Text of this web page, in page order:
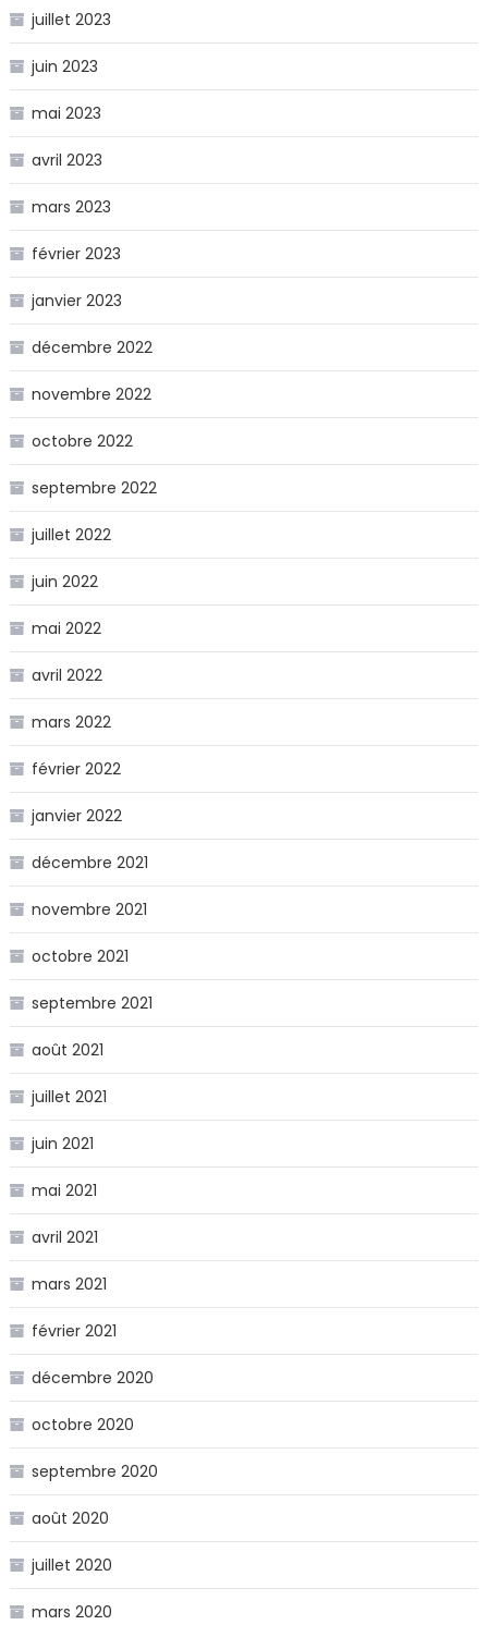
juillet 2023
juin 2023
mai 2023
avril 2023
mars 2023
février 2023
janvier 2023
décembre 2022
novembre 2022
octobre 2022
septembre 2022
juillet 2022
juin 2022
mai 2022
avril 2022
mars 2022
février 2022
janvier 2022
décembre 2021
novembre 2021
octobre 2021
septembre 2021
août 2021
juillet 2021
juin 2021
mai 2021
avril 2021
mars 2021
février 2021
décembre 2020
octobre 2020
septembre 2020
août 2020
juillet 2020
mars 2020